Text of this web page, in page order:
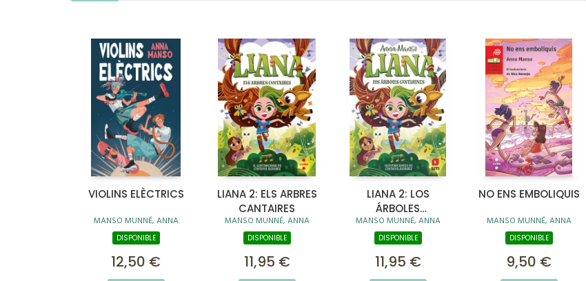
VIOLINS ELÈCTRICS
MANSO MUNNÉ, ANNA
DISPONIBLE
12,50 €
LIANA 2: ELS ARBRES
CANTAIRES
MANSO MUNNÉ, ANNA
DISPONIBLE
11,95 €
LIANA 2: LOS
ÁRBOLES
CANTARINES
MANSO MUNNÉ, ANNA
DISPONIBLE
11,95 €
NO ENS EMBOLIQUIS
MANSO MUNNÉ, ANNA
DISPONIBLE
9,50 €